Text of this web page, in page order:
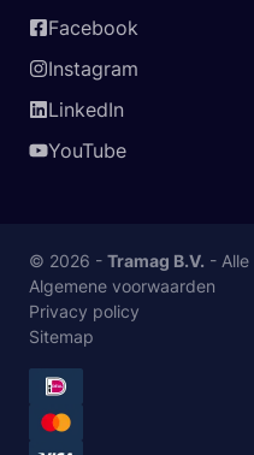
Facebook
Instagram
LinkedIn
YouTube
© 2026 - Tramag B.V. -
Algemene voorwaarden
Privacy policy
Sitemap